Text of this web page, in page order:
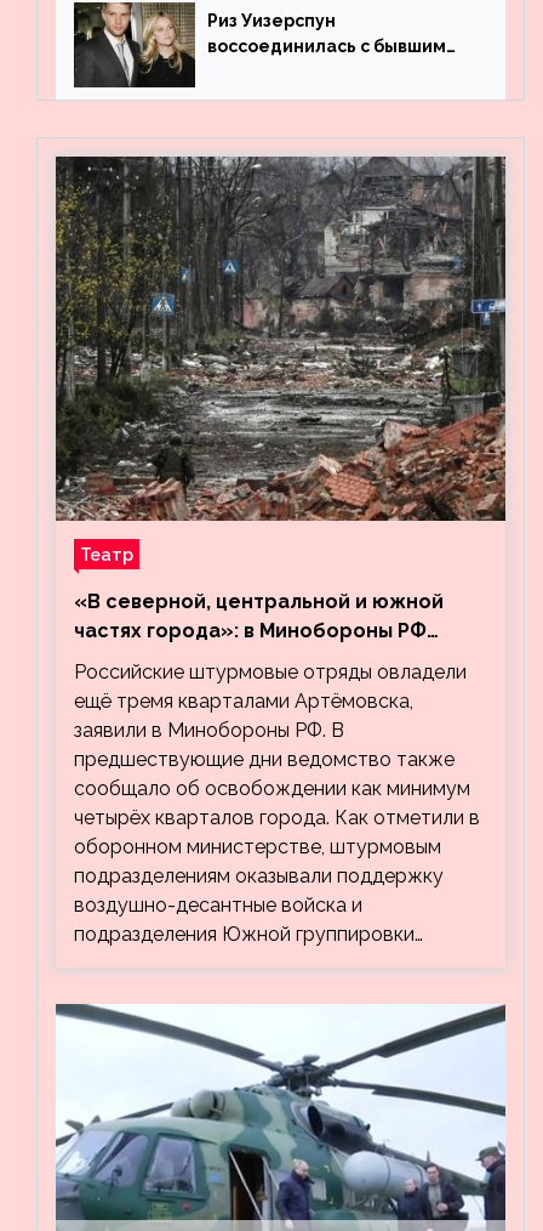
Риз Уизерспун
воссоединилась с бывшим
Театр
«В северной, центральной и южной
частях города»: в Минобороны РФ
заявили об освобождении ещё трёх
кварталов Артёмовска
Российские штурмовые отряды овладели
ещё тремя кварталами Артёмовска,
заявили в Минобороны РФ. В
предшествующие дни ведомство также
сообщало об освобождении как минимум
четырёх кварталов города. Как отметили в
оборонном министерстве, штурмовым
подразделениям оказывали поддержку
воздушно-десантные войска и
подразделения Южной группировки…